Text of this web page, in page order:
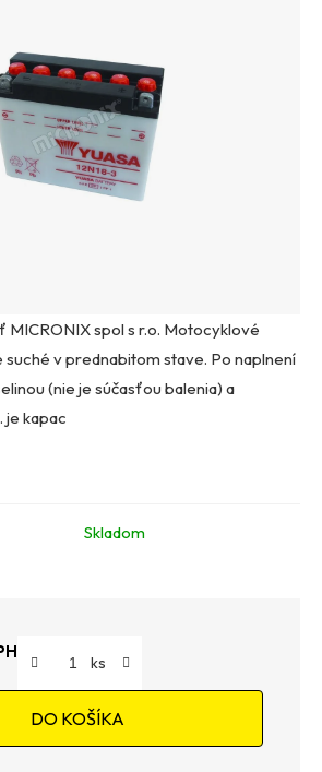
spol s r.o. Motocyklové
v prednabitom stave. Po naplnení
(nie je súčasťou balenia) a
je kapac
Skladom
DO KOŠÍKA